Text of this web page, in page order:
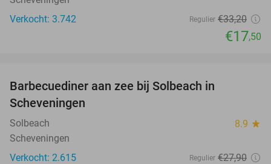
Verkocht: 3.742
Regulier €33,20
€17,50
Barbecuediner aan zee bij Solbeach in
Scheveningen
Solbeach 8.9 star
Scheveningen
Verkocht: 2.615
Regulier €27,90